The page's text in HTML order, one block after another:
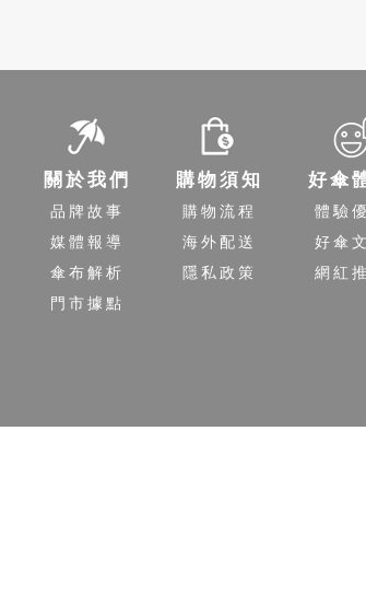
關於我們
品牌故事
媒體報導
傘布解析
門市據點
購物須知
購物流程
海外配送
隱私政策
好傘
體驗
好傘
網紅